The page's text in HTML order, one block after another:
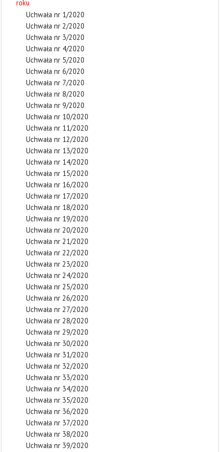
roku
Uchwała nr 1/2020
Uchwała nr 2/2020
Uchwała nr 3/2020
Uchwała nr 4/2020
Uchwała nr 5/2020
Uchwała nr 6/2020
Uchwała nr 7/2020
Uchwała nr 8/2020
Uchwała nr 9/2020
Uchwała nr 10/2020
Uchwała nr 11/2020
Uchwała nr 12/2020
Uchwała nr 13/2020
Uchwała nr 14/2020
Uchwała nr 15/2020
Uchwała nr 16/2020
Uchwała nr 17/2020
Uchwała nr 18/2020
Uchwała nr 19/2020
Uchwała nr 20/2020
Uchwała nr 21/2020
Uchwała nr 22/2020
Uchwała nr 23/2020
Uchwała nr 24/2020
Uchwała nr 25/2020
Uchwała nr 26/2020
Uchwała nr 27/2020
Uchwała nr 28/2020
Uchwała nr 29/2020
Uchwała nr 30/2020
Uchwała nr 31/2020
Uchwała nr 32/2020
Uchwała nr 33/2020
Uchwała nr 34/2020
Uchwała nr 35/2020
Uchwała nr 36/2020
Uchwała nr 37/2020
Uchwała nr 38/2020
Uchwała nr 39/2020